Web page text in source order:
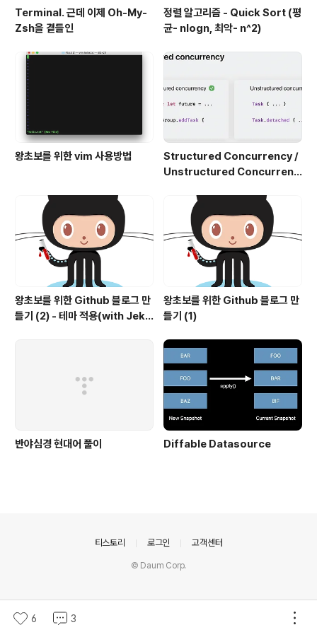
Terminal. 근데 이제 Oh-My-
Zsh을 곁들인
정렬 알고리즘 - Quick Sort (평
균- nlogn, 최악- n^2)
왕초보를 위한 vim 사용방법
Structured Concurrency /
Unstructured Concurrenc
왕초보를 위한 Github 블로그 만
들기 (2) - 테마 적용(with Jekyl
왕초보를 위한 Github 블로그 만
들기 (1)
반야심경 현대어 풀이 Diffable Datasource
6 3
티스토리 로그인 고객센터
© Daum Corp.